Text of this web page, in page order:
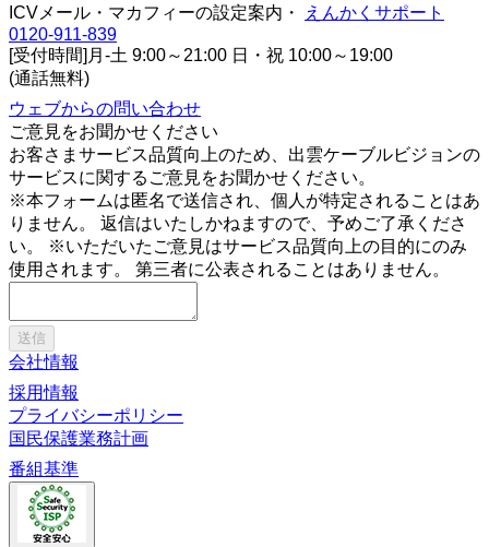
ICVメール・マカフィーの設定案内・
えんかくサポート
0120-911-839
[受付時間]月-土 9:00～21:00 日・祝 10:00～19:00
(通話無料)
ウェブからの問い合わせ
ご意見をお聞かせください
お客さまサービス品質向上のため、出雲ケーブルビジョンの
サービスに関するご意見をお聞かせください。
※本フォームは匿名で送信され、個人が特定されることはあ
りません。 返信はいたしかねますので、予めご了承くださ
い。 ※いただいたご意見はサービス品質向上の目的にのみ
使用されます。 第三者に公表されることはありません。
送信
会社情報
採用情報
プライバシーポリシー
国民保護業務計画
番組基準